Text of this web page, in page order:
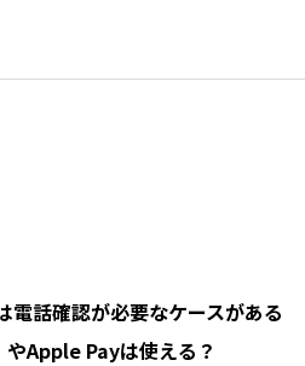
話確認が必要なケースがある
Apple Payは使える？